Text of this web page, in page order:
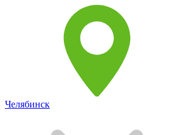
Челябинск